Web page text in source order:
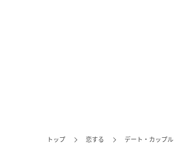
トップ 恋する デート・カップル